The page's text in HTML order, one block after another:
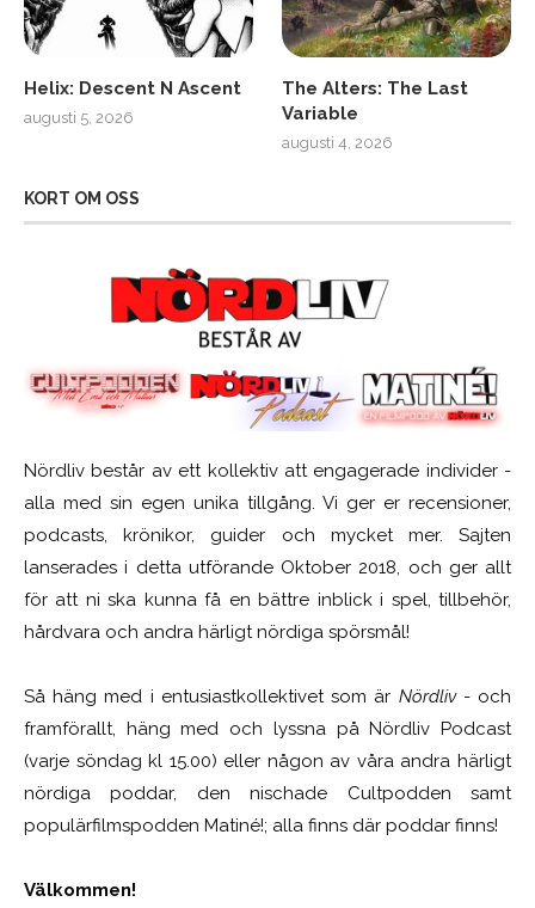
Helix: Descent N Ascent
augusti 5, 2026
The Alters: The Last
Variable
augusti 4, 2026
KORT OM OSS
Nördliv består av ett kollektiv att engagerade individer -
alla med sin egen unika tillgång. Vi ger er recensioner,
podcasts, krönikor, guider och mycket mer. Sajten
lanserades i detta utförande Oktober 2018, och ger allt
för att ni ska kunna få en bättre inblick i spel, tillbehör,
hårdvara och andra härligt nördiga spörsmål!
Så häng med i entusiastkollektivet som är Nördliv- och
framförallt, häng med och lyssna på Nördliv Podcast
(varje söndag kl 15.00) eller någon av våra andra härligt
nördiga poddar, den nischade Cultpodden samt
populärfilmspodden Matiné!; alla finns där poddar finns!
Välkommen!